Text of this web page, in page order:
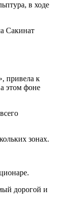
в ходе
Сакинат
привела к
этом фоне
зонах.
дорогой и